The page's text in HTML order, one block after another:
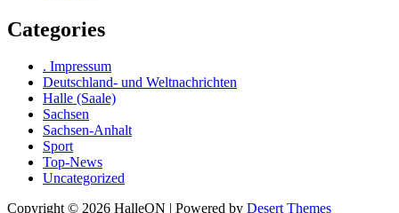
Categories
. Impressum
Deutschland- und Weltnachrichten
Halle (Saale)
Sachsen
Sachsen-Anhalt
Sport
Top-News
Uncategorized
Copyright © 2026 HalleON | Powered by Desert Themes